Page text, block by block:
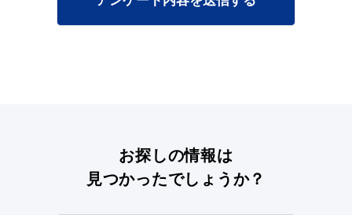
お探しの情報は
見つかったでしょうか？